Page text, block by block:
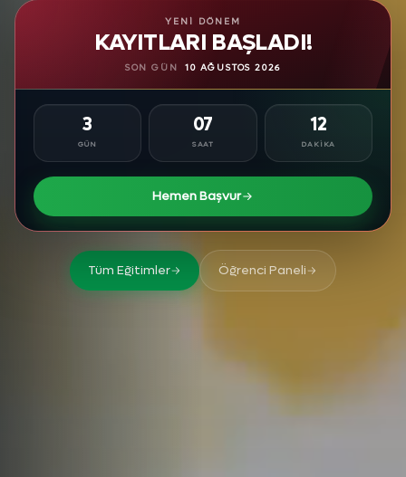
YENI DÖNEM
KAYITLARI BAŞLADI!
SON GÜN 10 AĞUSTOS 2026
3
GÜN
07
SAAT
12
DAKIKA
Hemen Başvur
Tüm Eğitimler Öğrenci Paneli